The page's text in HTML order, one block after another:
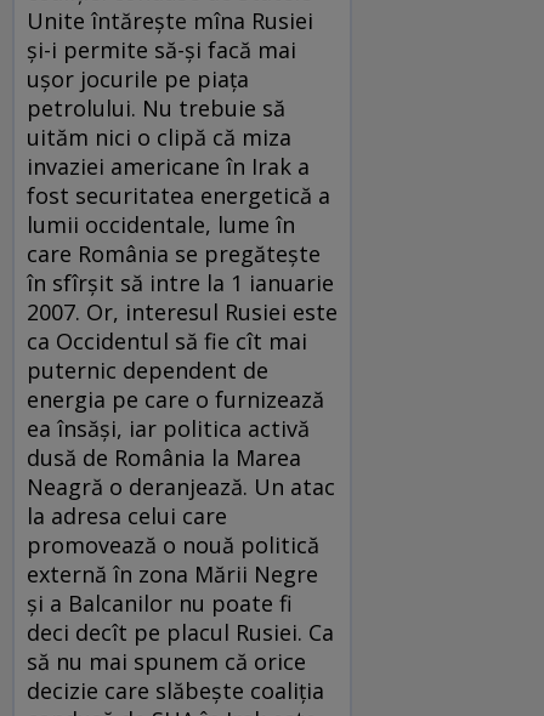
Unite întăreşte mîna Rusiei
şi-i permite să-şi facă mai
uşor jocurile pe piaţa
petrolului. Nu trebuie să
uităm nici o clipă că miza
invaziei americane în Irak a
fost securitatea energetică a
lumii occidentale, lume în
care România se pregăteşte
în sfîrşit să intre la 1 ianuarie
2007. Or, interesul Rusiei este
ca Occidentul să fie cît mai
puternic dependent de
energia pe care o furnizează
ea însăşi, iar politica activă
dusă de România la Marea
Neagră o deranjează. Un atac
la adresa celui care
promovează o nouă politică
externă în zona Mării Negre
şi a Balcanilor nu poate fi
deci decît pe placul Rusiei. Ca
să nu mai spunem că orice
decizie care slăbeşte coaliţia